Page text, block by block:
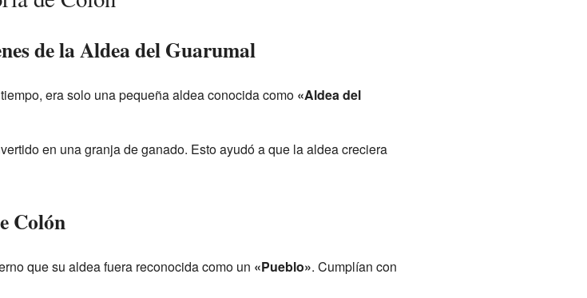
de la Aldea del Guarumal
era solo una pequeña aldea conocida como «Aldea del
en una granja de ganado. Esto ayudó a que la aldea creciera
Colón
que su aldea fuera reconocida como un «Pueblo». Cumplían con